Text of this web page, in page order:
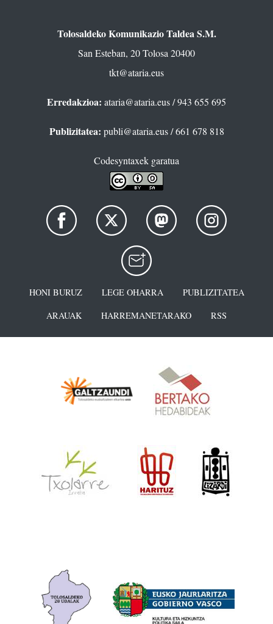
Tolosaldeko Komunikazio Taldea S.M.
San Esteban, 20 Tolosa 20400
tkt@ataria.eus
Erredakzioa: ataria@ataria.eus/ 943 655 695
Publizitatea: publi@ataria.eus/ 661 678 818
Codesyntaxek garatua
HONI BURUZ LEGE OHARRA
PUBLIZITATEA
ARAUAK
HARREMANETARAKO RSS